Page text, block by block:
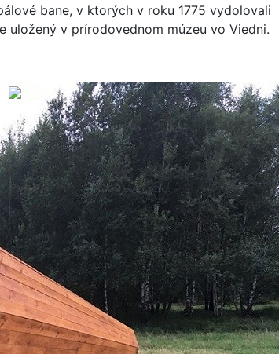
bane, v ktorých v roku 1775 vydolovali
uložený v prírodovednom múzeu vo Viedni.